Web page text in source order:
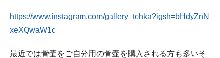
https://www.instagram.com/gallery_tohka?igsh=bHdyZnN
xeXQwaW1q
最近では骨壷をご自分用の骨壷を購入される方も多いそ